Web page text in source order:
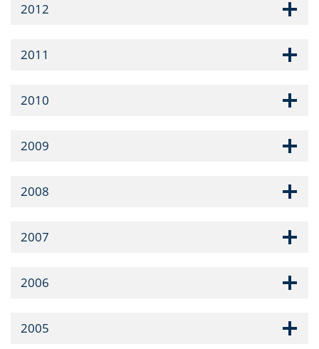
2012
2011
2010
2009
2008
2007
2006
2005